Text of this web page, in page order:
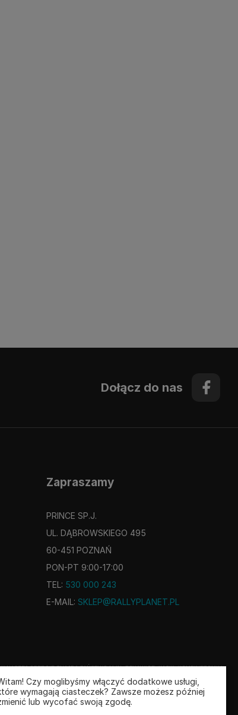
Dołącz do nas
Zapraszamy
PRINCE SP.J.
UL. DĄBROWSKIEGO 495
60-451 POZNAŃ
PON-PT 9:00-17:00
TEL: 530 000 243
E-MAIL: SKLEP@RALLYPLANET.PL
NASZEJ OFERCIE ZNAJDĄ PAŃSTWO M.IN. RĘKAWICE, KASKI, KOMBINEZONY I
NA ZAKUPY!
Czy moglibyśmy włączyć dodatkowe usługi,
wymagają ciasteczek? Zawsze możesz później
lub wycofać swoją zgodę.